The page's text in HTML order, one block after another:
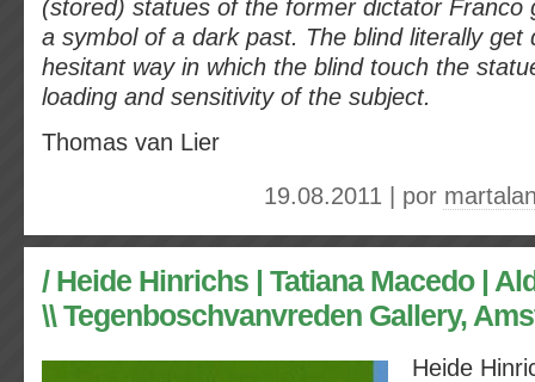
(stored) statues of the former dictator Franco
a symbol of a dark past. The blind literally get
hesitant way in which the blind touch the
loading and sensitivity of the subject.
Thomas van Lier
19.08.2011 | por
/ Heide Hinrichs | Tatiana Macedo |
\\ Tegenboschvanvreden Gallery,
Heide